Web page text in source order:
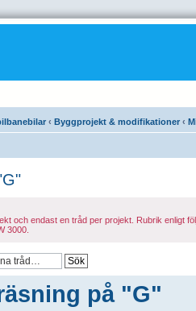
‹ Byggprojekt & modifikationer ‹
och endast en tråd per projekt. Rubrik enligt
3000.
på "G"